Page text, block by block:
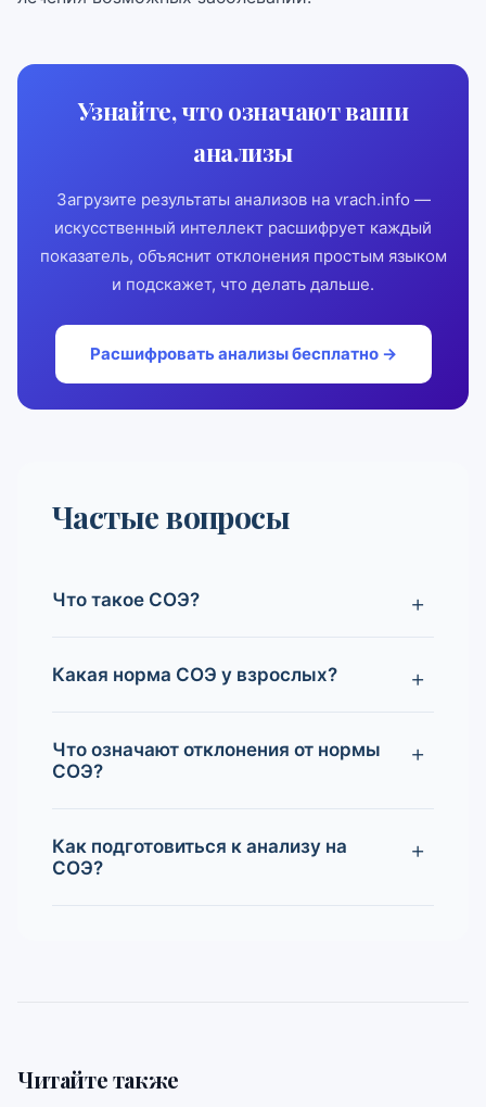
Узнайте, что означают ваши
анализы
Загрузите результаты анализов на vrach.info —
искусственный интеллект расшифрует каждый
показатель, объяснит отклонения простым языком
и подскажет, что делать дальше.
Расшифровать анализы бесплатно →
Частые вопросы
Что такое СОЭ?
Какая норма СОЭ у взрослых?
Что означают отклонения от нормы
СОЭ?
Как подготовиться к анализу на
СОЭ?
Читайте также